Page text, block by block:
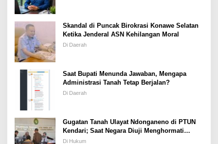
Skandal di Puncak Birokrasi Konawe Selatan
Ketika Jenderal ASN Kehilangan Moral
Di Daerah
Saat Bupati Menunda Jawaban, Mengapa
Administrasi Tanah Tetap Berjalan?
Di Daerah
Gugatan Tanah Ulayat Ndonganeno di PTUN
Kendari; Saat Negara Diuji Menghormati
Hukum atau Kekuasaan
Di Hukum